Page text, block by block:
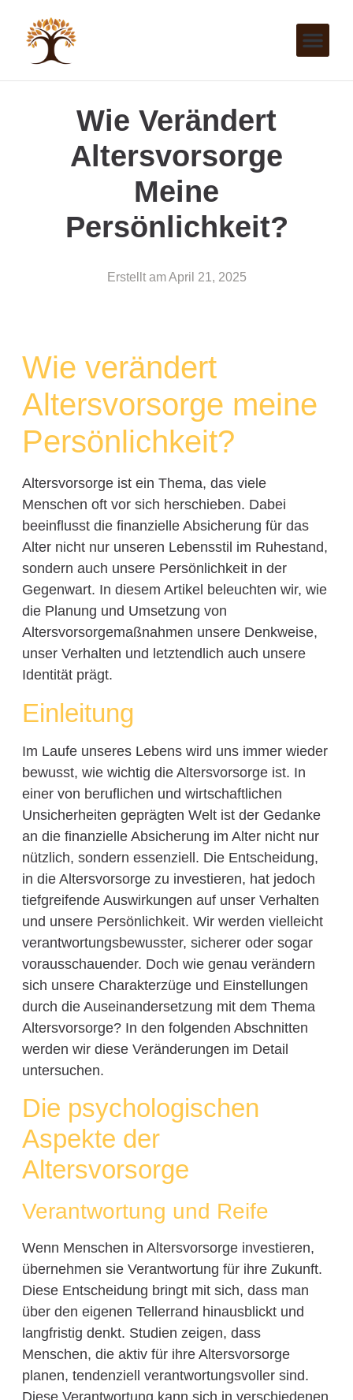
Wie Verändert
Altersvorsorge
Meine
Persönlichkeit?
Erstellt am April 21, 2025
Wie verändert
Altersvorsorge meine
Persönlichkeit?
Altersvorsorge ist ein Thema, das viele
Menschen oft vor sich herschieben. Dabei
beeinflusst die finanzielle Absicherung für das
Alter nicht nur unseren Lebensstil im Ruhestand,
sondern auch unsere Persönlichkeit in der
Gegenwart. In diesem Artikel beleuchten wir, wie
die Planung und Umsetzung von
Altersvorsorgemaßnahmen unsere Denkweise,
unser Verhalten und letztendlich auch unsere
Identität prägt.
Einleitung
Im Laufe unseres Lebens wird uns immer wieder
bewusst, wie wichtig die Altersvorsorge ist. In
einer von beruflichen und wirtschaftlichen
Unsicherheiten geprägten Welt ist der Gedanke
an die finanzielle Absicherung im Alter nicht nur
nützlich, sondern essenziell. Die Entscheidung,
in die Altersvorsorge zu investieren, hat jedoch
tiefgreifende Auswirkungen auf unser Verhalten
und unsere Persönlichkeit. Wir werden vielleicht
verantwortungsbewusster, sicherer oder sogar
vorausschauender. Doch wie genau verändern
sich unsere Charakterzüge und Einstellungen
durch die Auseinandersetzung mit dem Thema
Altersvorsorge? In den folgenden Abschnitten
werden wir diese Veränderungen im Detail
untersuchen.
Die psychologischen
Aspekte der
Altersvorsorge
Verantwortung und Reife
Wenn Menschen in Altersvorsorge investieren,
übernehmen sie Verantwortung für ihre Zukunft.
Diese Entscheidung bringt mit sich, dass man
über den eigenen Tellerrand hinausblickt und
langfristig denkt. Studien zeigen, dass
Menschen, die aktiv für ihre Altersvorsorge
planen, tendenziell verantwortungsvoller sind.